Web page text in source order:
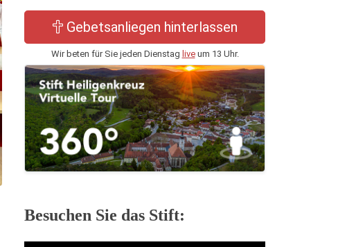
Gebetsanliegen hinterlassen
Wir beten für Sie jeden Dienstag liveum 13 Uhr.
Besuchen Sie das Stift: